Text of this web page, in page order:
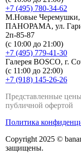
+7 (495) 780-34-62
М.Новые
ПАНОРАМА, ул.
2п-85-87
(с 10:00 до 21:00)
+7 (495) 779-41-30
Галерея BOSCO, г.
(с 11:00 до 22:00)
+7 (918) 145-26-26
Представленные
публичной офертой
Политика
Copyright 2025 ©
защищены.